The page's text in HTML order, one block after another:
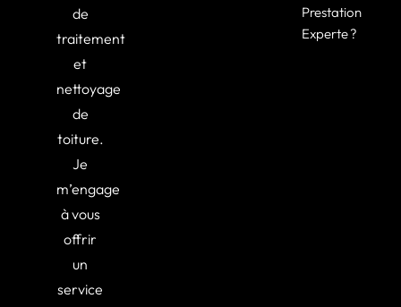
de
traitement
et
nettoyage
de
toiture.
Je
m’engage
à vous
offrir
un
service
Prestation
Experte ?